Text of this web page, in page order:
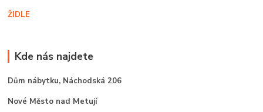
ŽIDLE
Kde nás najdete
Dům nábytku, Náchodská 206
Nové Město nad Metují